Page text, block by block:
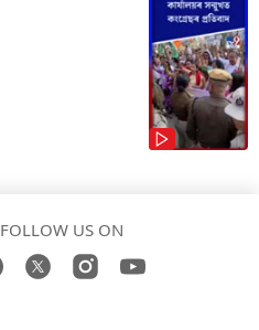
FOLLOW US ON